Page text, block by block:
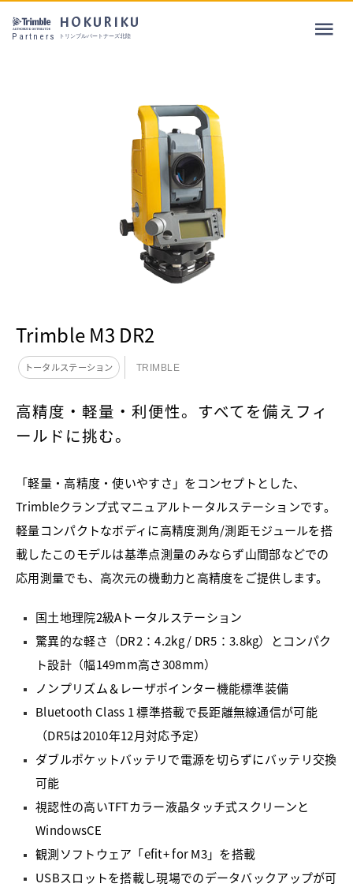
Partners
HOKURIKU
トリンブルパートナーズ北陸
Trimble M3 DR2
トータルステーション TRIMBLE
高精度・軽量・利便性。すべてを備えフィ
ールドに挑む。
「軽量・高精度・使いやすさ」をコンセプトとした、
Trimbleクランプ式マニュアルトータルステーションです。
軽量コンパクトなボディに高精度測角/測距モジュールを搭
載したこのモデルは基準点測量のみならず山間部などでの
応用測量でも、高次元の機動力と高精度をご提供します。
国土地理院2級Aトータルステーション
驚異的な軽さ（DR2：4.2kg / DR5：3.8kg）とコンパク
ト設計（幅149mm高さ308mm）
ノンプリズム＆レーザポインター機能標準装備
Bluetooth Class 1 標準搭載で長距離無線通信が可能
（DR5は2010年12月対応予定）
ダブルポケットバッテリで電源を切らずにバッテリ交換
可能
視認性の高いTFTカラー液晶タッチ式スクリーンと
WindowsCE
観測ソフトウェア「efit+ for M3」を搭載
USBスロットを搭載し現場でのデータバックアップが可